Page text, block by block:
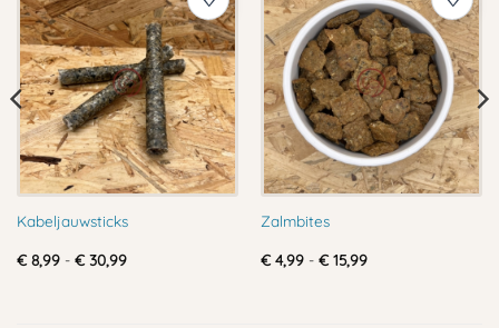
Kabeljauwsticks
€8,99 - €30,99Prijsklasse:
Zalmbites
€4,99 - €15,99Prijsklasse: